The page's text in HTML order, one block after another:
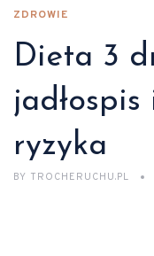
ZDROWIE
Dieta 3
ryzyka
BY TROCHERUCHU.PL